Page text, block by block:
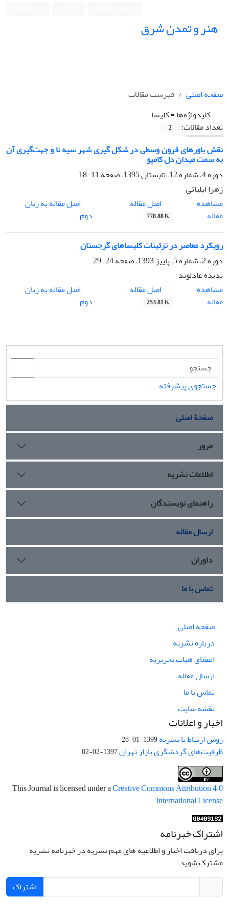
هنر و تمدن شرق
صفحه اصلی
فهرست مقالات
کلیدواژه‌ها =کلیسا
تعداد مقالات:
2
نقش باورهای قرون وسطی در شکل گیری شهر سیه نا و جهت‌گیری آن
به سمت میدان دل کامپو
دوره 4، شماره 12، تابستان 1395، صفحه
11-18
زهرا ایلیاتی
مشاهده
مقاله
اصل مقاله
778.88 K
اصل مقاله به زبان
دوم
رویکرد معاصر در تزئینات کلیساهای گرجستان
دوره 2، شماره 5، پاییز 1393، صفحه
24-29
پدیده عادلوند
مشاهده
مقاله
اصل مقاله
253.81 K
اصل مقاله به زبان
دوم
جستجوی پیشرفته
صفحۀ اصلی
مرور
اطلاعات نشریه
راهنمای نویسندگان
ارسال مقاله
داوران
تماس با ما
صفحه اصلی
درباره نشریه
اعضای هیات تحریریه
ارسال مقاله
تماس با ما
نقشه سایت
اخبار و اعلانات
روش ارتباط با نشریه1399-01-28
ظرفیت‌های گردشگری بازار تهران1397-02-02
This Journal is licensed under aCreative Commons Attribution 4.0
International License
.
اشتراک خبرنامه
برای دریافت اخبار و اطلاعیه های مهم نشریه در خبرنامه نشریه
مشترک شوید.
اشتراک